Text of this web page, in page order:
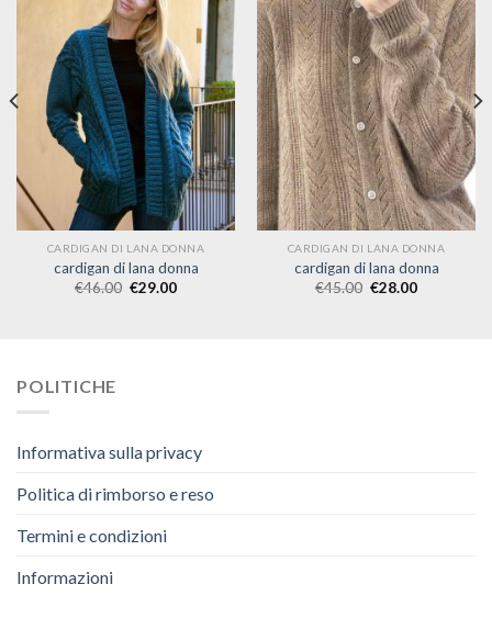
CARDIGAN DI LANA DONNA
cardigan di lana donna
€46.00 €29.00
CARDIGAN DI LANA DONNA
cardigan di lana donna
€45.00 €28.00
POLITICHE
Informativa sulla privacy
Politica di rimborso e reso
Termini e condizioni
Informazioni